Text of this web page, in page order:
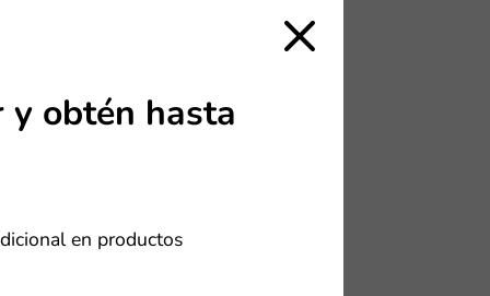
y obtén hasta
en productos